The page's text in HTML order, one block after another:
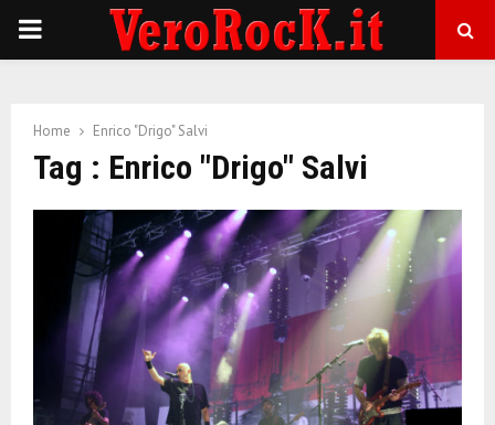
P
M
Home Enrico "Drigo" Salvi
Tag : Enrico "Drigo" Salvi